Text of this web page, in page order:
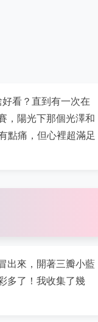
看？直到有一次在
，陽光下那個光澤和
點痛，但心裡超滿足
出來，開著三瓣小藍
多了！我收集了幾